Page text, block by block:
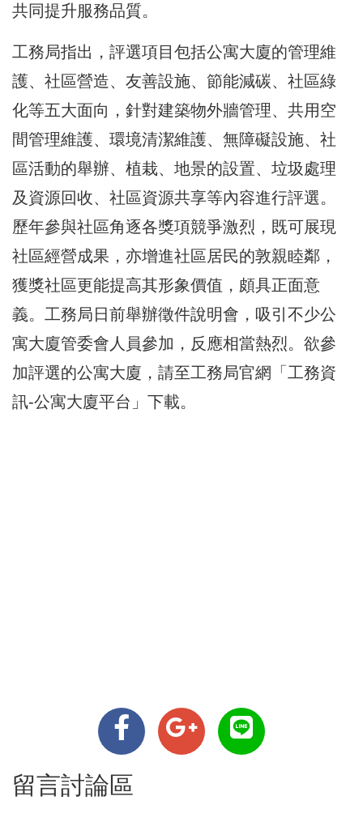
共同提升服務品質。
工務局指出，評選項目包括公寓大廈的管理維
護、社區營造、友善設施、節能減碳、社區綠
化等五大面向，針對建築物外牆管理、共用空
間管理維護、環境清潔維護、無障礙設施、社
區活動的舉辦、植栽、地景的設置、垃圾處理
及資源回收、社區資源共享等內容進行評選。
歷年參與社區角逐各獎項競爭激烈，既可展現
社區經營成果，亦增進社區居民的敦親睦鄰，
獲獎社區更能提高其形象價值，頗具正面意
義。工務局日前舉辦徵件說明會，吸引不少公
寓大廈管委會人員參加，反應相當熱烈。欲參
加評選的公寓大廈，請至工務局官網「工務資
訊-公寓大廈平台」下載。
留言討論區